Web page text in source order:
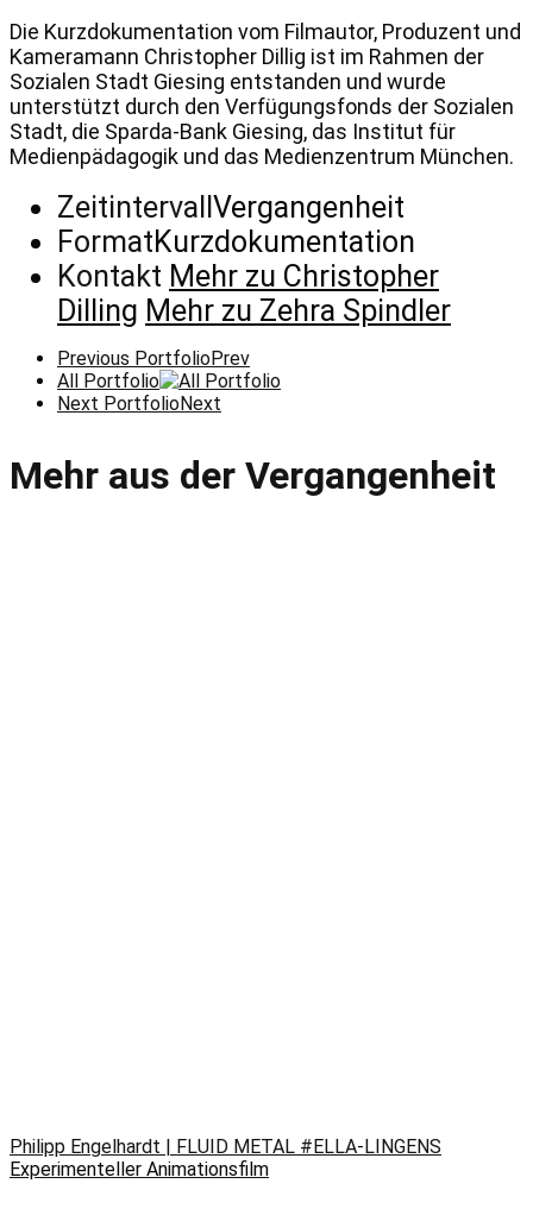
Die Kurzdokumentation vom Filmautor, Produzent und
Kameramann Christopher Dillig ist im Rahmen der
Sozialen Stadt Giesing entstanden und wurde
unterstützt durch den Verfügungsfonds der Sozialen
Stadt, die Sparda-Bank Giesing, das Institut für
Medienpädagogik und das Medienzentrum München.
Zeitintervall Vergangenheit
FormatKurzdokumentation
Kontakt Mehr zu Christopher
Dilling Mehr zu Zehra Spindler
Previous PortfolioPrev
All Portfolio
Next PortfolioNext
Mehr aus der Vergangenheit
Philipp Engelhardt | FLUID METAL #ELLA-LINGENS
Experimenteller Animationsfilm